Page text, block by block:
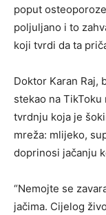
poput
poljuljano i to
koji tvrdi da ta
Doktor Karan Raj,
stekao na
tvrdnju koja je
mreža: mlijeko,
doprinosi jačanju
“Nemojte se
jačima. Cijelog